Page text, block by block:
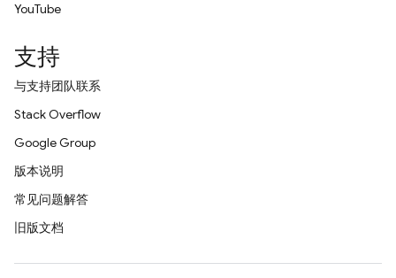
YouTube
支持
与支持团队联系
Stack Overflow
Google Group
版本说明
常见问题解答
旧版文档